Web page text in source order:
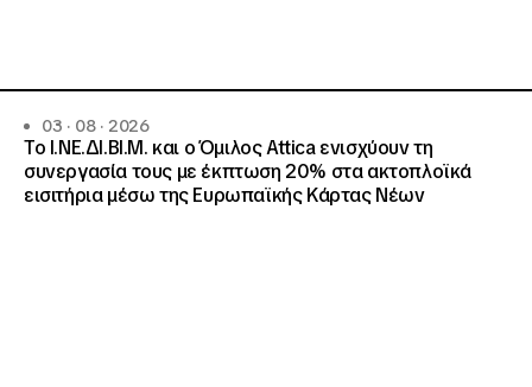
03 · 08 · 2026
Το Ι.ΝΕ.ΔΙ.ΒΙ.Μ. και o Όμιλος Attica ενισχύουν τη
συνεργασία τους με έκπτωση 20% στα ακτοπλοϊκά
εισιτήρια μέσω της Ευρωπαϊκής Κάρτας Νέων